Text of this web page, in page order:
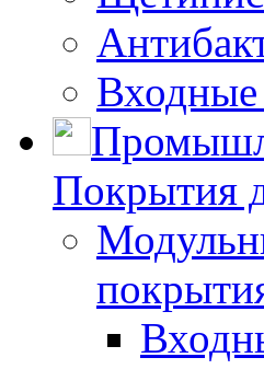
Входные
Покрытия